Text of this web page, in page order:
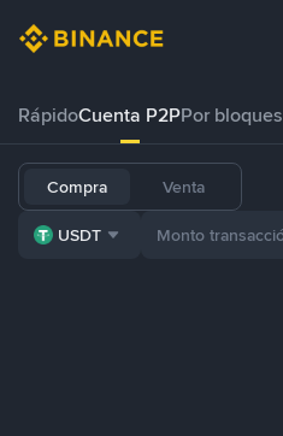
RápidoCuenta P2PPor bloques
Compra Venta
USDT